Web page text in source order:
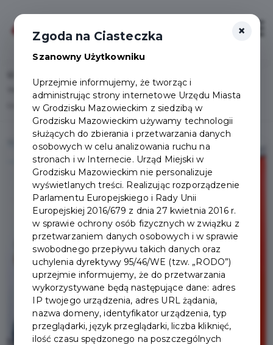
WashDog EXPRESS - Samoobsługowa myjnia dla psów nowym partnerem
Grodziskiej Karty Mieszkańca
×
Zgoda na Ciasteczka
Szanowny Użytkowniku
Uprzejmie informujemy, że tworząc i
administrując strony internetowe Urzędu Miasta
w Grodzisku Mazowieckim z siedzibą w
Grodzisku Mazowieckim używamy technologii
służących do zbierania i przetwarzania danych
osobowych w celu analizowania ruchu na
stronach i w Internecie. Urząd Miejski w
Grodzisku Mazowieckim nie personalizuje
wyświetlanych treści. Realizując rozporządzenie
Parlamentu Europejskiego i Rady Unii
Europejskiej 2016/679 z dnia 27 kwietnia 2016 r.
w sprawie ochrony osób fizycznych w związku z
przetwarzaniem danych osobowych i w sprawie
swobodnego przepływu takich danych oraz
uchylenia dyrektywy 95/46/WE (tzw. „RODO”)
uprzejmie informujemy, że do przetwarzania
wykorzystywane będą następujące dane: adres
IP twojego urządzenia, adres URL żądania,
nazwa domeny, identyfikator urządzenia, typ
przeglądarki, język przeglądarki, liczba kliknięć,
ilość czasu spędzonego na poszczególnych